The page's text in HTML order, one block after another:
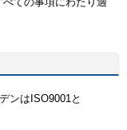
ンはISO9001と